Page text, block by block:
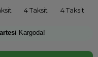
4 Taksit 4 Taksit
Kargoda!